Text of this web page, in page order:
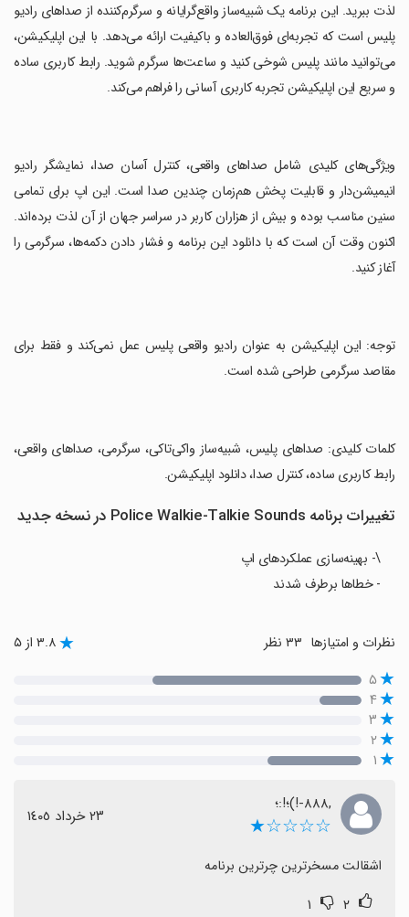
لذت ببرید. این برنامه یک شبیه‌ساز واقع‌گرایانه و سرگرم‌کننده از صداهای رادیو
پلیس است که تجربه‌ای فوق‌العاده و باکیفیت ارائه می‌دهد. با این اپلیکیشن،
می‌توانید مانند پلیس شوخی کنید و ساعت‌ها سرگرم شوید. رابط کاربری ساده
و سریع این اپلیکیشن تجربه کاربری آسانی را فراهم می‌کند.
‏ویژگی‌های کلیدی شامل صداهای واقعی، کنترل آسان صدا، نمایشگر رادیو
انیمیشن‌دار و قابلیت پخش هم‌زمان چندین صدا است. این اپ برای تمامی
سنین مناسب بوده و بیش از هزاران کاربر در سراسر جهان از آن لذت برده‌اند.
اکنون وقت آن است که با دانلود این برنامه و فشار دادن دکمه‌ها، سرگرمی را
آغاز کنید.
‏توجه: این اپلیکیشن به عنوان رادیو واقعی پلیس عمل نمی‌کند و فقط برای
مقاصد سرگرمی طراحی شده است.
‏کلمات کلیدی: صداهای پلیس، شبیه‌ساز واکی‌تاکی، سرگرمی، صداهای واقعی،
رابط کاربری ساده، کنترل صدا، دانلود اپلیکیشن.
تغییرات برنامه Police Walkie-Talkie Sounds در نسخه جدید
\- بهینه‌سازی عملکردهای اپ
- خطاها برطرف شدند
نظرات و امتیازها ۳.۸ از ۵
۵
۴
۳
۲
۱
,۸۸۸-!)؛!:؛
☆☆☆☆★ ٢٣ خرداد ١٤٠٥
اشقالت مسخرترین چرترین برنامه
۲ ۱